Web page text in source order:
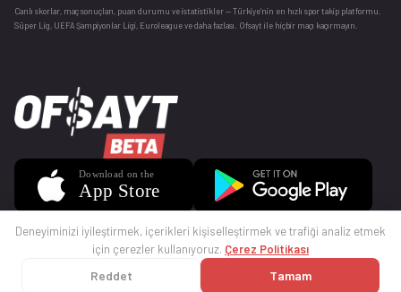
Canlı skorlar , maç sonuçları, puan durumu ve istatistikler — Türkiye’nin en hızlı spor takip platformu.
Süper Lig, UEFA Şampiyonlar Ligi, Euroleague ve daha fazlası. Ofsayt ile hiçbir maçı kaçırmayın.
© 2025 Ofsayt
Deneyiminizi iyileştirmek, içerikleri kişiselleştirmek ve trafiği analiz etmek
için çerezler kullanıyoruz. Çerez Politikası
Reddet Tamam